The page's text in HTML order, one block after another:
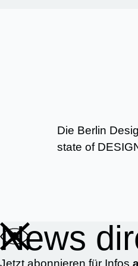
Die Berlin
state of
News
Jetzt abonnieren für Infos